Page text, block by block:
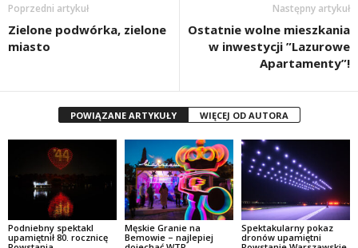
Poprzedni artykuł
Zielone podwórka, zielone
miasto
Następny artykuł
Ostatnie wolne mieszkania
w inwestycji ”Lazurowe
Apartamenty”!
POWIĄZANE ARTYKUŁY WIĘCEJ OD AUTORA
Podniebny spektakl
upamiętnił 80. rocznicę
Męskie Granie na
Bemowie – najlepiej
Spektakularny pokaz
dronów upamiętni